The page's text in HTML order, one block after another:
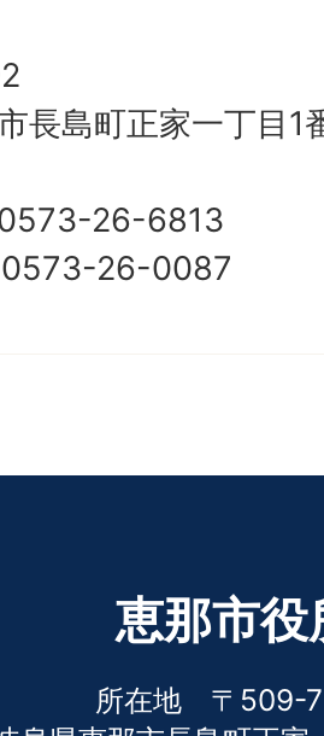
長島町正家一丁目
26-6813
0573-26-0087
恵那市役
所在地 〒509-